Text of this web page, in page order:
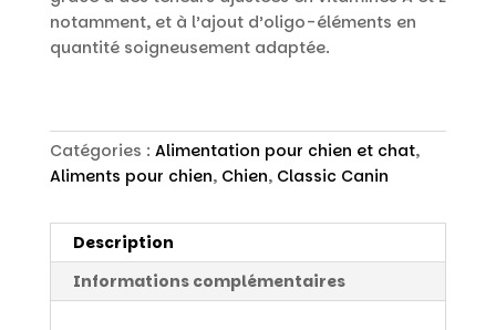
notamment, et à l’ajout d’oligo-éléments en
quantité soigneusement adaptée.
Catégories : Alimentation pour chien et chat,
Aliments pour chien, Chien, Classic Canin
Description
Informations complémentaires